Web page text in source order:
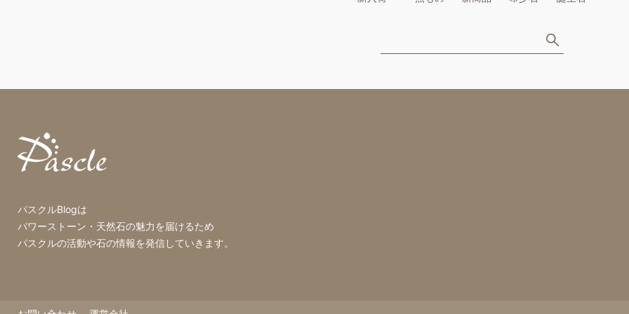
パスクルBlogは
パワーストーン・天然石の魅力を届けるため
パスクルの活動や石の情報を発信していきます。